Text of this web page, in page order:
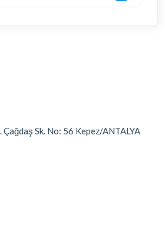
Sk. No: 56 Kepez/ANTALYA